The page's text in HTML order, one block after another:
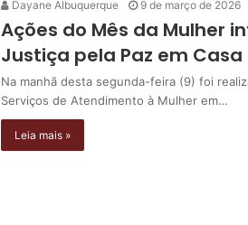
Dayane Albuquerque 9 de março de 2026
Ações do Mês da Mulher
Justiça pela Paz em Casa
Na manhã desta segunda-feira (9) foi
Serviços de Atendimento à Mulher em…
Leia mais »